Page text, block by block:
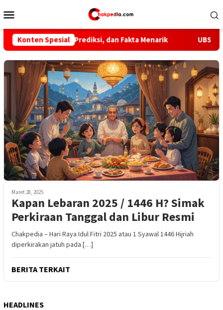
ke
Mobile
Konten Spesial
Nonton, Prediksi, dan Fakta Menarik UBSI Serahkan
Maret 28, 2025
Kapan Lebaran 2025 / 1446 H? Simak
Perkiraan Tanggal dan Libur Resmi
Chakpedia – Hari Raya Idul Fitri 2025 atau 1 Syawal 1446 Hijriah
diperkirakan jatuh pada […]
BERITA TERKAIT
HEADLINES